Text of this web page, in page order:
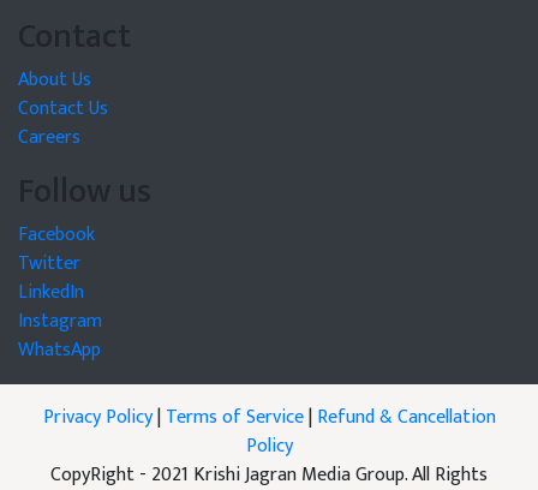
Contact
About Us
Contact Us
Careers
Follow us
Facebook
Twitter
LinkedIn
Instagram
WhatsApp
Privacy Policy|Terms of Service|Refund & Cancellation
Policy
CopyRight - 2021 Krishi Jagran Media Group. All Rights